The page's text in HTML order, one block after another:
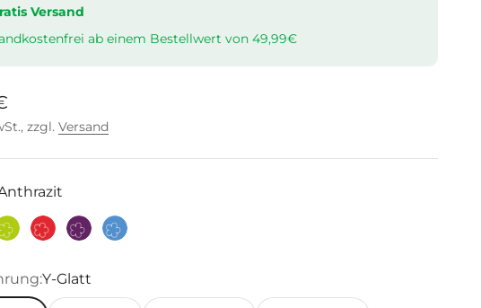
Versand
ab einem Bestellwert von 49,99€
zzgl. Versand
LimetteRot Lila Hellblau
Y-Glatt